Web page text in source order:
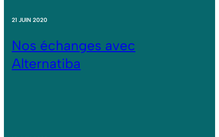
21 JUIN 2020
Nos échanges avec
Alternatiba